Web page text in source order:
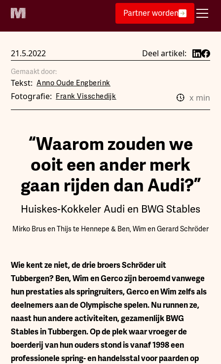
Partner worden
21.5.2022 Deel artikel:
Gemaakt door:
Tekst: Anno Oude Engberink
Fotografie: Frank Visschedijk x min
“Waarom zouden we
ooit een ander merk
gaan rijden dan Audi?”
Huiskes-Kokkeler Audi en BWG Stables
Mirko Brus en Thijs te Hennepe & Ben, Wim en Gerard Schröder
Wie kent ze niet, de drie broers Schröder uit
Tubbergen? Ben, Wim en Gerco zijn beroemd vanwege
hun prestaties als springruiters, Gerco en Wim zelfs als
deelnemers aan de Olympische spelen. Nu runnen ze,
naast hun andere activiteiten, gezamenlijk BWG
Stables in Tubbergen. Op de plek waar vroeger de
boerderij van hun ouders stond is vanaf 1998 een
professionele spring- en handelsstal voor paarden op